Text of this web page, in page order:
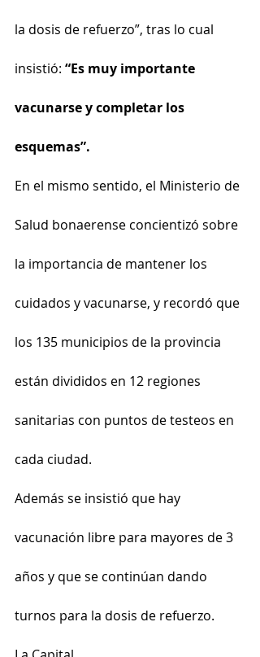
la dosis de refuerzo”, tras lo cual
insistió: “Es muy importante
vacunarse y completar los
esquemas”.
En el mismo sentido, el Ministerio de
Salud bonaerense concientizó sobre
la importancia de mantener los
cuidados y vacunarse, y recordó que
los 135 municipios de la provincia
están divididos en 12 regiones
sanitarias con puntos de testeos en
cada ciudad.
Además se insistió que hay
vacunación libre para mayores de 3
años y que se continúan dando
turnos para la dosis de refuerzo.